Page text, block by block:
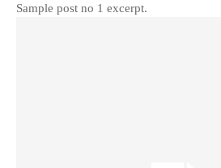
Sample post no 1 excerpt.